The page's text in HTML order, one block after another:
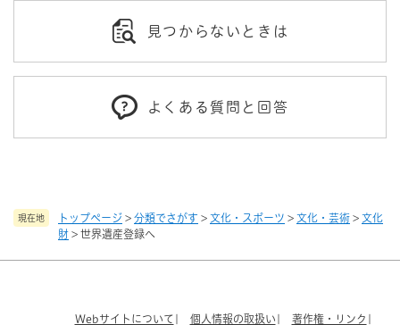
現在地 トップページ > 分類でさがす > 文化・スポーツ > 文化・芸術 > 文化
財 > 世界遺産登録へ
見つからないときは
よくある質問と回答
Webサイトについて 個人情報の取扱い
著作権・リンク